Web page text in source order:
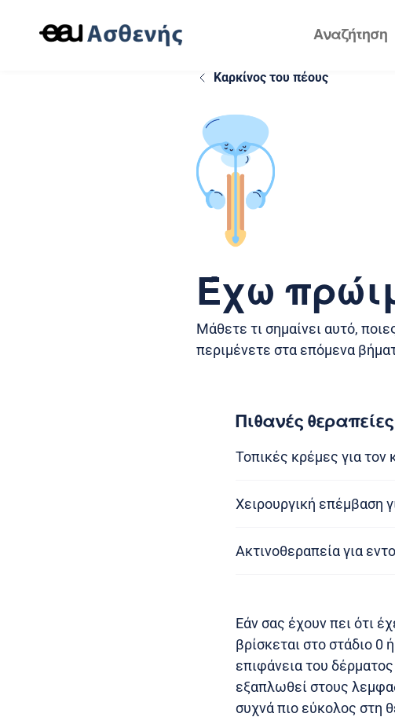
Καρκίνος του πέους
Έχω
Μάθετε τι σημαίνει αυτό,
περιμένετε στα επόμενα
Πιθανές θεραπείες
Τοπικές κρέμες για τον
Χειρουργική επέμβαση
Ακτινοθεραπεία για
Εάν σας έχουν πει ότι
βρίσκεται στο στάδιο 0
επιφάνεια του
εξαπλωθεί στους
συχνά πιο εύκολος στη